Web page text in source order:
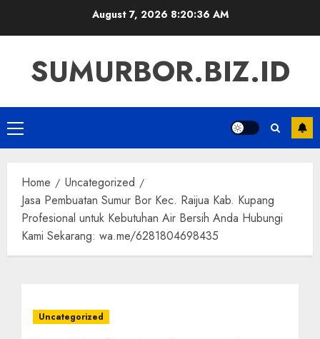
August 7, 2026 8:20:37 AM
SUMURBOR.BIZ.ID
Primary
Menu
Home
Uncategorized
Jasa Pembuatan Sumur Bor Kec. Raijua Kab. Kupang
Profesional untuk Kebutuhan Air Bersih Anda Hubungi
Kami Sekarang: wa.me/6281804698435
Uncategorized